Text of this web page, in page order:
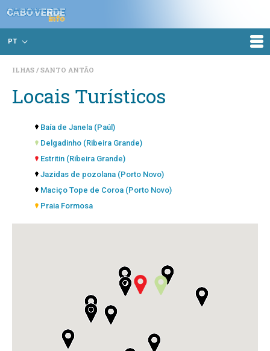
PT
ILHAS SANTO ANTÃO
Locais Turísticos
Baía de Janela (Paúl)
Delgadinho (Ribeira Grande)
Estritin (Ribeira Grande)
Jazidas de pozolana (Porto Novo)
Maciço Tope de Coroa (Porto Novo)
Praia Formosa
Reserva Natural de Cruzinha (Ribeira Grande)
Vale da Ribeira da Cruz (Porto Novo)
Vale da Ribeira da Garça
Vale de Alto Mira (Porto Novo)
Vale de Martiene (Porto Novo)